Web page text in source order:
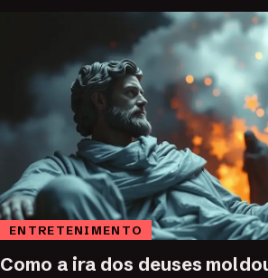
ENTRETENIMENTO
Como a ira dos deuses